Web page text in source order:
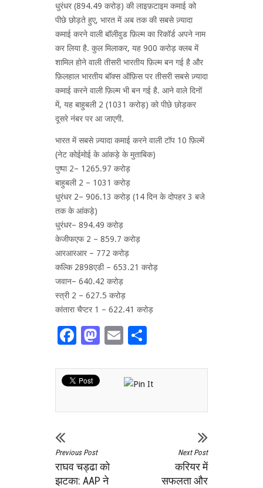
धुरंधर (894.49 करोड़) की लाइफ़टाइम कमाई को
पीछे छोड़ते हुए, भारत में अब तक की सबसे ज़्यादा
कमाई करने वाली बॉलीवुड फ़िल्म का रिकॉर्ड अपने नाम
कर लिया है. कुल मिलाकर, यह 900 करोड़ क्लब में
शामिल होने वाली तीसरी भारतीय फ़िल्म बन गई है और
फ़िलहाल भारतीय बॉक्स ऑफ़िस पर तीसरी सबसे ज़्यादा
कमाई करने वाली फ़िल्म भी बन गई है. आने वाले दिनों
में, यह बाहुबली 2 (1031 करोड़) को पीछे छोड़कर
दूसरे नंबर पर आ जाएगी.
भारत में सबसे ज़्यादा कमाई करने वाली टॉप 10 फ़िल्में
(नेट कोईमोई के आंकड़े के मुताबिक)
पुष्पा 2– 1265.97 करोड़
बाहुबली 2 – 1031 करोड़
धुरंधर 2– 906.13 करोड़ (14 दिन के दोपहर 3 बजे
तक के आंकड़े)
धुरंधर– 894.49 करोड़
केजीफएफ 2 – 859.7 करोड़
आरआरआर – 772 करोड़
कल्कि 2898एडी – 653.21 करोड़
जवान– 640.42 करोड़
स्त्री 2 – 627.5 करोड़
कांतारा चैप्टर 1 – 622.41 करोड़
Facebook
Mastodon
Email
Previous Post
राघव चड्ढा को
झटका: AAP ने
Next Post
करियर में
सफलता और